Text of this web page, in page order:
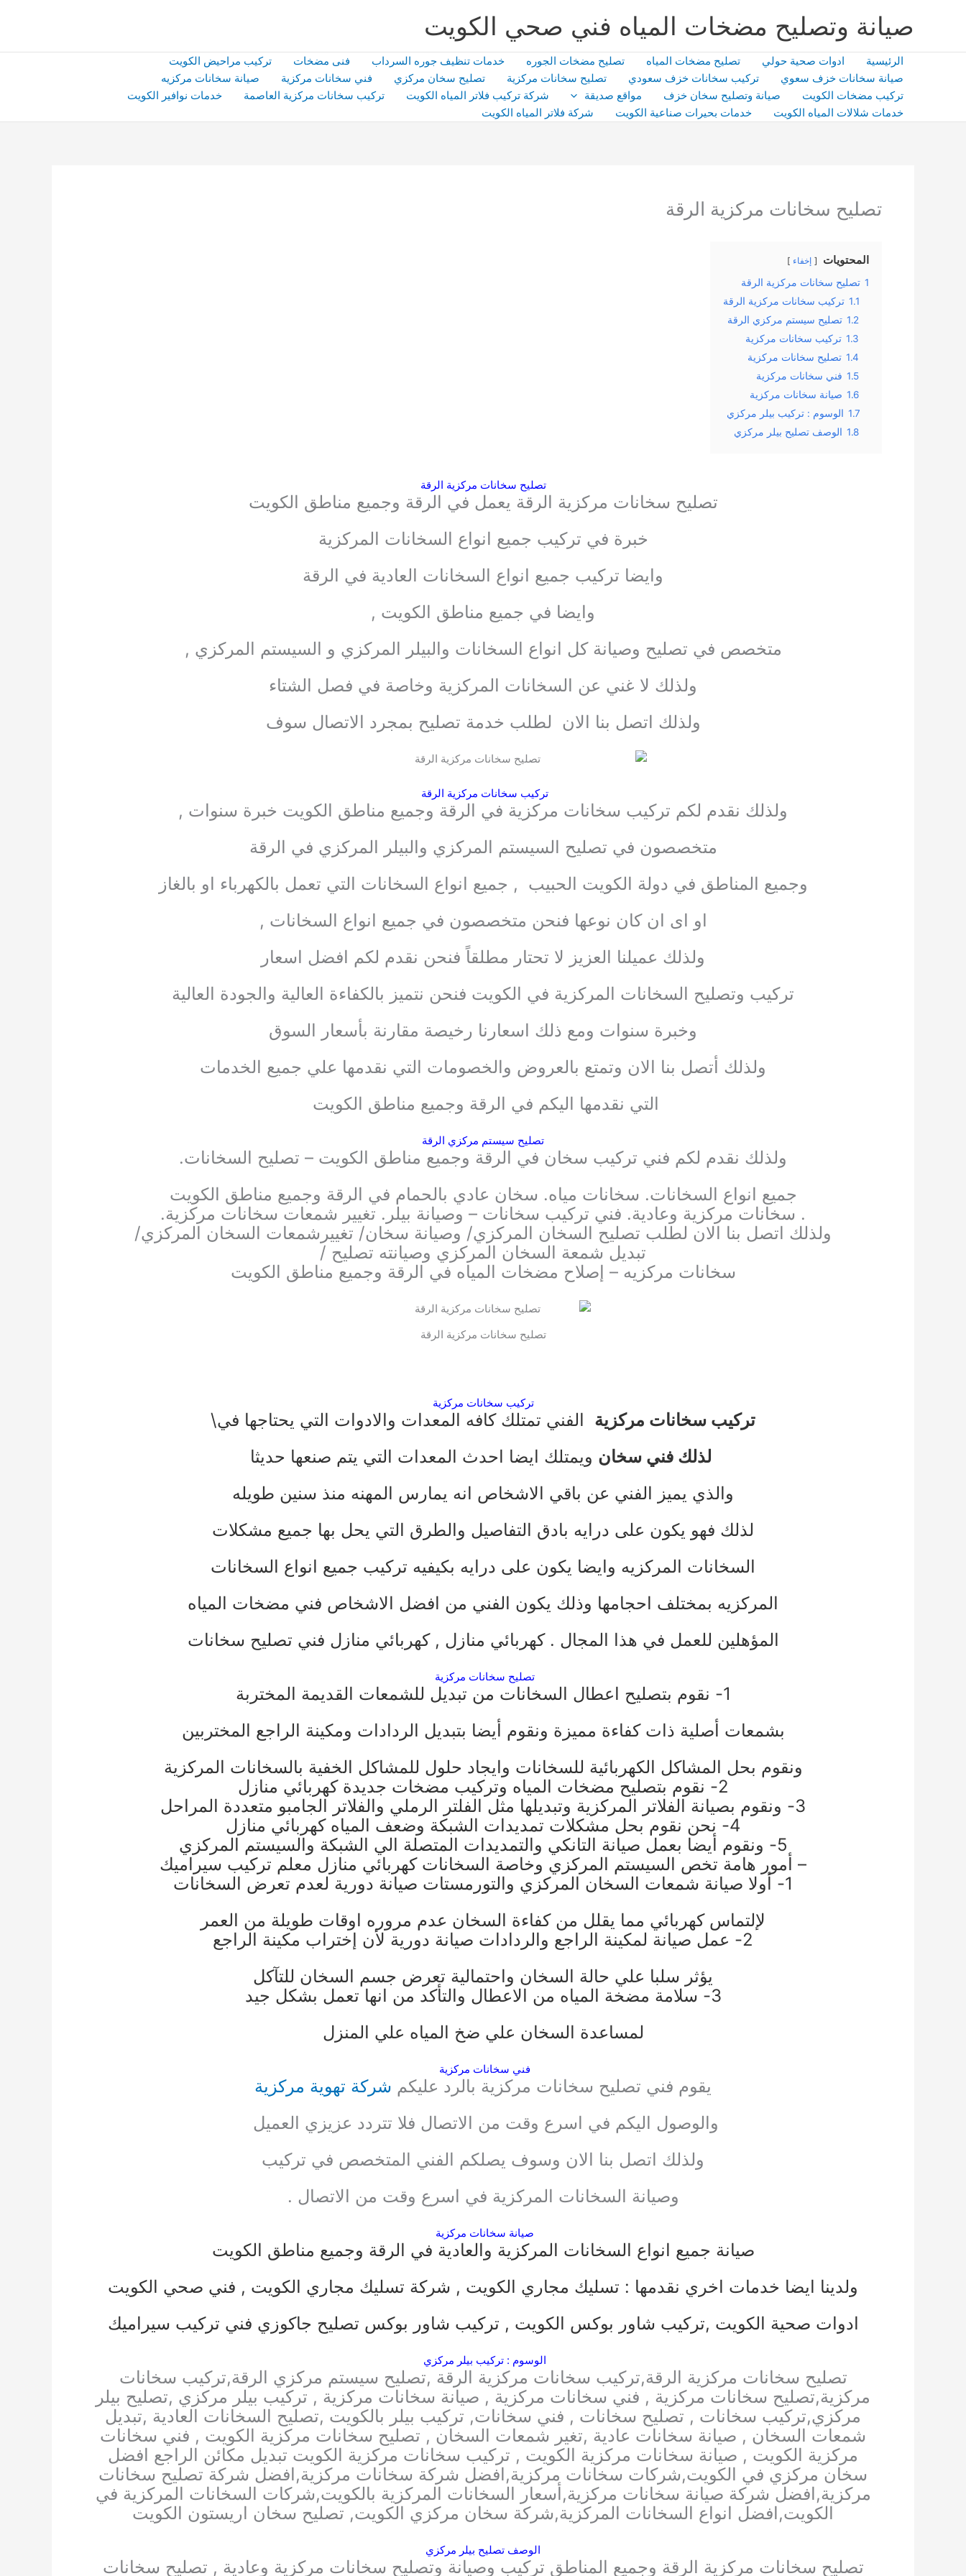
صيانة وتصليح مضخات المياه فني صحي الكويت
الرئيسية ادوات صحية حولي تصليح مضخات المياه تصليح مضخات الجوره خدمات تنظيف جوره السرداب فنى مضخات
تركيب مراحيض الكويت
صيانة سخانات خزف سعوي
تركيب سخانات خزف سعودي تصليح سخانات مركزية تصليح سخان مركزي فني سخانات مركزية
صيانة سخانات مركزيه
تركيب مضخات الكويت
صيانة وتصليح سخان خزف مواقع صديقة شركة تركيب فلاتر المياه الكويت تركيب سخانات مركزية العاصمة
خدمات نوافير الكويت
خدمات شلالات المياه الكويت
خدمات بحيرات صناعية الكويت شركة فلاتر المياه الكويت
تصليح سخانات مركزية الرقة
المحتويات إخفاء
1 تصليح سخانات مركزية الرقة
1.1 تركيب سخانات مركزية الرقة
1.2 تصليح سيستم مركزي الرقة
1.3 تركيب سخانات مركزية
1.4 تصليح سخانات مركزية
1.5 فني سخانات مركزية
1.6 صيانة سخانات مركزية
1.7 الوسوم : تركيب بيلر مركزي
1.8 الوصف تصليح بيلر مركزي
تصليح سخانات مركزية الرقة
تصليح سخانات مركزية الرقة يعمل في الرقة وجميع مناطق الكويت
خبرة في تركيب جميع انواع السخانات المركزية
وايضا تركيب جميع انواع السخانات العادية في الرقة
وايضا في جميع مناطق الكويت ,
متخصص في تصليح وصيانة كل انواع السخانات والبيلر المركزي و السيستم المركزي ,
ولذلك لا غني عن السخانات المركزية وخاصة في فصل الشتاء
ولذلك اتصل بنا الان لطلب خدمة تصليح بمجرد الاتصال سوف
تركيب سخانات مركزية الرقة
ولذلك نقدم لكم تركيب سخانات مركزية في الرقة وجميع مناطق الكويت خبرة سنوات ,
متخصصون في تصليح السيستم المركزي والبيلر المركزي في الرقة
وجميع المناطق في دولة الكويت الحبيب , جميع انواع السخانات التي تعمل بالكهرباء او بالغاز
او اى ان كان نوعها فنحن متخصصون في جميع انواع السخانات ,
ولذلك عميلنا العزيز لا تحتار مطلقاً فنحن نقدم لكم افضل اسعار
تركيب وتصليح السخانات المركزية في الكويت فنحن نتميز بالكفاءة العالية والجودة العالية
وخبرة سنوات ومع ذلك اسعارنا رخيصة مقارنة بأسعار السوق
ولذلك أتصل بنا الان وتمتع بالعروض والخصومات التي نقدمها علي جميع الخدمات
التي نقدمها اليكم في الرقة وجميع مناطق الكويت
تصليح سيستم مركزي الرقة
ولذلك نقدم لكم فني تركيب سخان في الرقة وجميع مناطق الكويت – تصليح السخانات.
جميع انواع السخانات. سخانات مياه. سخان عادي بالحمام في الرقة وجميع مناطق الكويت
. سخانات مركزية وعادية. فني تركيب سخانات – وصيانة بيلر. تغيير شمعات سخانات مركزية.
ولذلك اتصل بنا الان لطلب تصليح السخان المركزي/ وصيانة سخان/ تغييرشمعات السخان المركزي/
تبديل شمعة السخان المركزي وصيانته تصليح /
سخانات مركزيه – إصلاح مضخات المياه في الرقة وجميع مناطق الكويت
تصليح سخانات مركزية الرقة
تركيب سخانات مركزية
تركيب سخانات مركزية الفني تمتلك كافه المعدات والادوات التي يحتاجها في\
لذلك فني سخان ويمتلك ايضا احدث المعدات التي يتم صنعها حديثا
والذي يميز الفني عن باقي الاشخاص انه يمارس المهنه منذ سنين طويله
لذلك فهو يكون على درايه بادق التفاصيل والطرق التي يحل بها جميع مشكلات
السخانات المركزيه وايضا يكون على درايه بكيفيه تركيب جميع انواع السخانات
المركزيه بمختلف احجامها وذلك يكون الفني من افضل الاشخاص فني مضخات المياه
المؤهلين للعمل في هذا المجال .كهربائي منازل ,كهربائي منازل فني تصليح سخانات
تصليح سخانات مركزية
1- نقوم بتصليح اعطال السخانات من تبديل للشمعات القديمة المختربة
بشمعات أصلية ذات كفاءة مميزة ونقوم أيضا بتبديل الردادات ومكينة الراجع المختربين
ونقوم بحل المشاكل الكهربائية للسخانات وايجاد حلول للمشاكل الخفية بالسخانات المركزية
2- نقوم بتصليح مضخات المياه وتركيب مضخات جديدة
كهربائي منازل
3- ونقوم بصيانة الفلاتر المركزية وتبديلها مثل الفلتر الرملي والفلاتر الجامبو متعددة المراحل
4- نحن نقوم بحل مشكلات تمديدات الشبكة وضعف المياه
كهربائي منازل
5- ونقوم أيضا بعمل صيانة التانكي والتمديدات المتصلة الي الشبكة والسيستم المركزي
– أمور هامة تخص السيستم المركزي وخاصة السخاناتكهربائي منازل معلم تركيب سيراميك
1- أولا صيانة شمعات السخان المركزي والتورمستات صيانة دورية لعدم تعرض السخانات
لإلتماس كهربائي مما يقلل من كفاءة السخان عدم مروره اوقات طويلة من العمر
2- عمل صيانة لمكينة الراجع والردادات صيانة دورية لأن إختراب مكينة الراجع
يؤثر سلبا علي حالة السخان واحتمالية تعرض جسم السخان للتآكل
3- سلامة مضخة المياه من الاعطال والتأكد من انها تعمل بشكل جي
د
لمساعدة السخان علي ضخ المياه علي المنزل
فني سخانات مركزية
يقوم فني تصليح سخانات مركزية بالرد عليكم شركة تهوية مركزية
والوصول اليكم في اسرع وقت من الاتصال فلا تتردد عزيزي العميل
ولذلك اتصل بنا الان وسوف يصلكم الفني المتخصص في تركيب
وصيانة السخانات المركزية في اسرع وقت من الاتصال .
صيانة سخانات مركزية
صيانة جميع انواع السخانات المركزية والعادية في الرقة وجميع مناطق الكويت
ولدينا ايضا خدمات اخري نقدمها : تسليك مجاري الكويت , شركة تسليك مجاري الكويت , فني صحي الكويت
ادوات صحية الكويت ,تركيب شاور بوكس الكويت , تركيب شاور بوكس تصليح جاكوزي فني تركيب سيراميك
الوسوم : تركيب بيلر مركزي
تصليح سخانات مركزية الرقة,تركيب سخانات مركزية الرقة ,تصليح سيستم مركزي الرقة,تركيب سخانات
مركزية,تصليح سخانات مركزية , فني سخانات مركزية , صيانة سخانات مركزية , تركيب بيلر مركزي ,تصليح بيلر
مركزي,تركيب سخانات , تصليح سخانات , فني سخانات, تركيب بيلر بالكويت ,تصليح السخانات العادية ,تبديل
شمعات السخان , صيانة سخانات عادية ,تغير شمعات السخان , تصليح سخانات مركزية الكويت , فني سخانات
مركزية الكويت , صيانة سخانات مركزية الكويت , تركيب سخانات مركزية الكويت تبديل مكائن الراجع افضل
سخان مركزي في الكويت,شركات سخانات مركزية,افضل شركة سخانات مركزية,افضل شركة تصليح سخانات
مركزية,افضل شركة صيانة سخانات مركزية,أسعار السخانات المركزية بالكويت,شركات السخانات المركزية في
الكويت,افضل انواع السخانات المركزية,شركة سخان مركزي الكويت, تصليح سخان اريستون الكويت
الوصف تصليح بيلر مركزي
تصليح سخانات مركزية الرقة وجميع المناطق تركيب وصيانة وتصليح سخانات مركزية وعادية , تصليح سخانات